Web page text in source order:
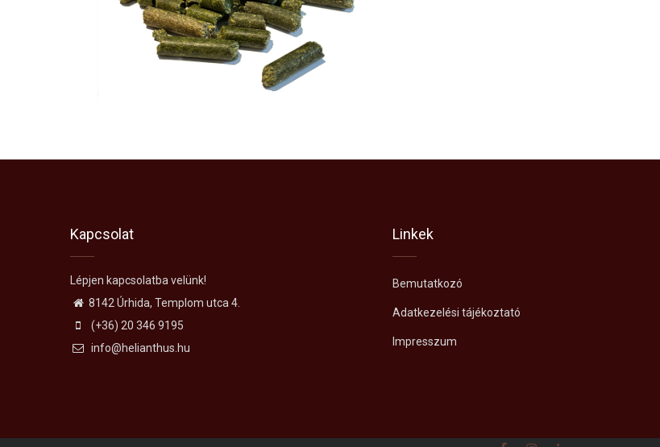
Kapcsolat
Lépjen kapcsolatba velünk!
8142 Úrhida, Templom utca 4.
(+36) 20 346 9195
info@helianthus.hu
Linkek
Bemutatkozó
Adatkezelési tájékoztató
Impresszum